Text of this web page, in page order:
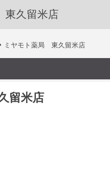
久留米店
ミヤモト薬局 東久留米店
留米店